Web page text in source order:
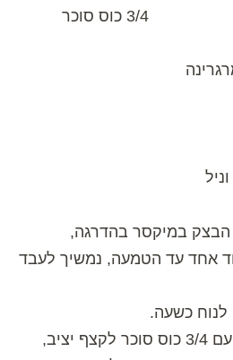
3/4 כוס סוכר
במיקסר בהדרגה,
אחד עד הטמעה, נמשיך לעבד
לנוח כשעה.